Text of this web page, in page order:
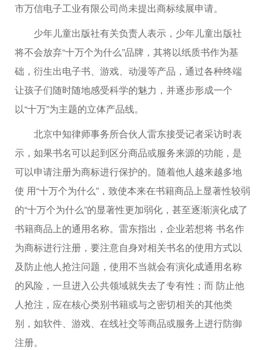
市万信电子工业有限公司尚未提出商标续展申请。
少年儿童出版社有关负责人表示，少年儿童出版社
将不会放弃“十万个为什么”品牌，其将以纸质书作为基
础，衍生出电子书、游戏、动漫等产品，通过各种终端
让孩子们随时随地感受科学的魅力，并逐步形成一个
以“十万”为主题的立体产品线。
北京中知律师事务所合伙人雷东接受记者采访时表
示，如果书名可以起到区分商品或服务来源的功能，是
可以申请注册为商标进行保护的。随着他人越来越多地
使 用“十万个为什么”，致使本来在书籍商品上显著性较弱
的“十万个为什么”的显著性更加弱化，甚至逐渐演化成了
书籍商品上的通用名称。雷东指出，企业若想将 书名作
为商标进行注册，要注意自身对相关书名的使用方式以
及防止他人抢注问题，使用不当就会有演化成通用名称
的风险，一旦进入公共领域就失去了专有性；而 防止他
人抢注，应在核心类别书籍或与之密切相关的其他类
别，如软件、游戏、在线社交等商品或服务上进行防御
注册。